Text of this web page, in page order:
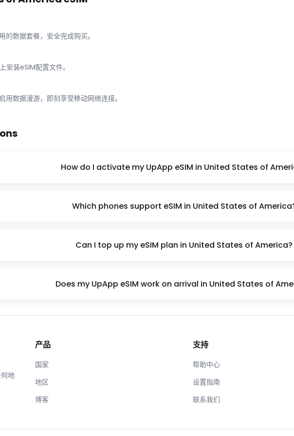
数据套餐，安全完成购买。
安装eSIM配置文件。
数据漫游，即刻享受移动网络连接。
How do I activate my UpApp eSIM in United States of
Which phones support eSIM in United States of
Can I top up my eSIM plan in United States of America?
Does my UpApp eSIM work on arrival in United States of
地
产品
国家
地区
博客
支持
帮助中心
设置指南
联系我们